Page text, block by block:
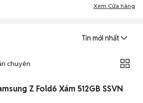
Việc gặp gỡ trực tiếp giúp người mua
giao dịch nhanh chóng khi đạt được
Xem Cửa hàng
Tin mới nhất
chuyên
Z Fold6 Xám 512GB SSVN